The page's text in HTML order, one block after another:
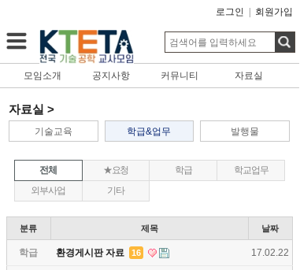
로그인 회원가입
모임소개 공지사항 커뮤니티 자료실
자료실 >
기술교육 학급&업무 발행물
전체 ★요청 학급
학교업무
외부사업
기타
분류 제목 날짜
학급 환경게시판 자료 16 17.02.22